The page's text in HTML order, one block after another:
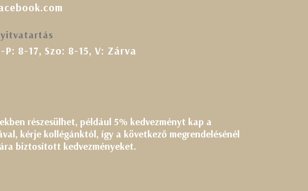
P: 8-17, Szo: 8-15, V: Zárva
részesülhet, például 5% kedvezményt kap a
kérje kollégánktól, így a következő megrendelésénél
biztosított kedvezményeket.